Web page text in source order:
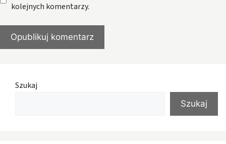
kolejnych komentarzy.
Szukaj
Szukaj